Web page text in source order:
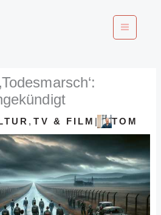
,TV & FILM | TOM